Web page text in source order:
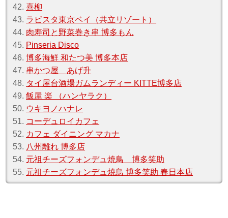
42.喜柳
43. ラビスタ東京ベイ（共立リゾート）
44. 肉寿司と野菜巻き串 博多もん
45. Pinseria Disco
46.博多海鮮 和たつ美 博多本店
47. 串かつ屋 あげ升
48. タイ屋台酒場ガムランディー KITTE博多店
49.飯屋 楽 （ハンヤラク）
50. ウキヨノハナレ
51. コーデュロイカフェ
52. カフェ ダイニング マカナ
53. 八州離れ 博多店
54. 元祖チーズフォンデュ焼鳥 博多笑助
55. 元祖チーズフォンデュ焼鳥 博多笑助 春日本店